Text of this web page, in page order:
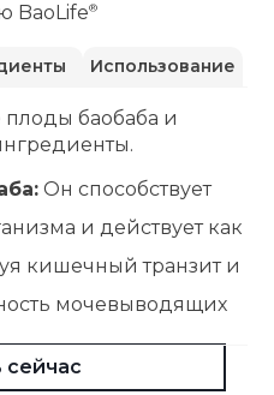
BaoLife
Использование
плоды баобаба и
Он способствует
и действует как
кишечный транзит и
мочевыводящих
сейчас